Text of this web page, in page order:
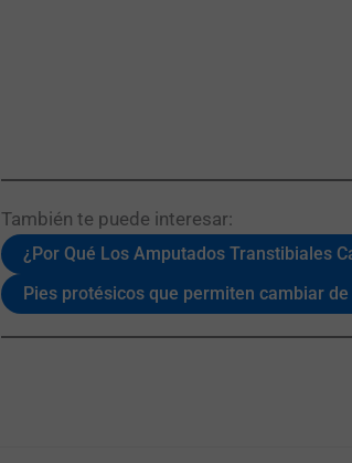
También te puede interesar:​
¿Por Qué Los Amputados Transtibiales
Pies protésicos que permiten cambiar